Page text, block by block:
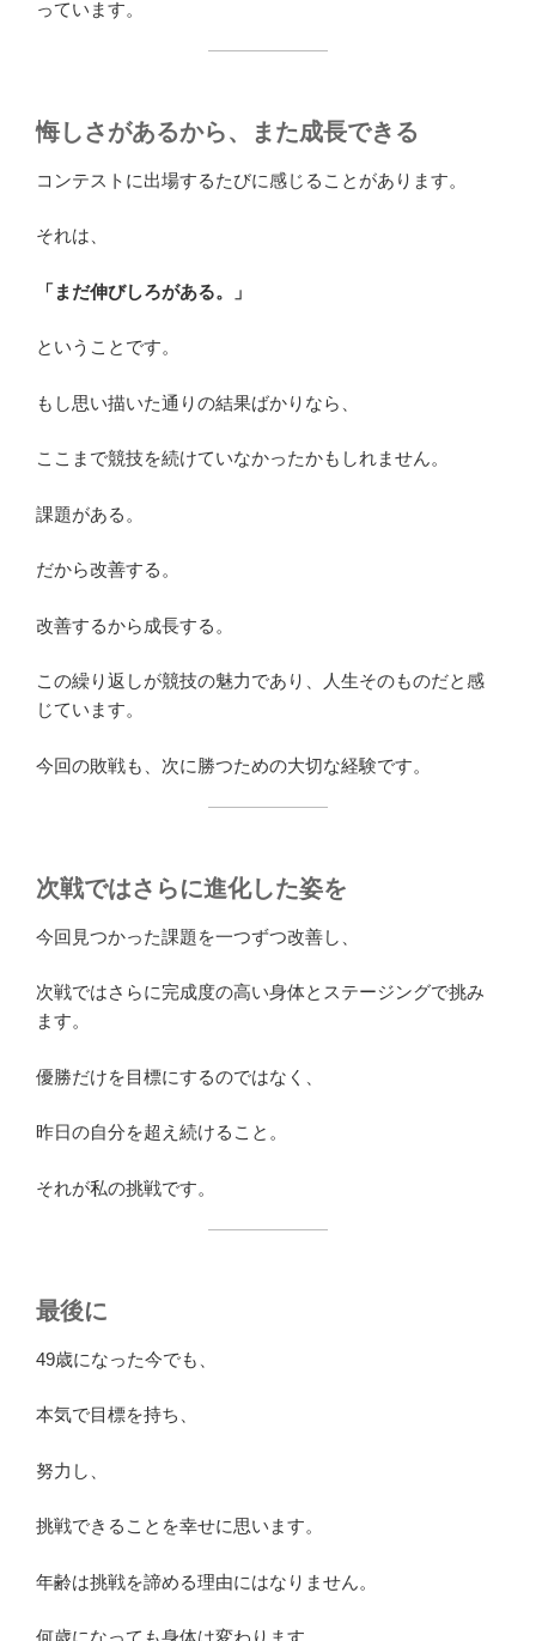
っています。
悔しさがあるから、また成長できる
コンテストに出場するたびに感じることがあります。
それは、
「まだ伸びしろがある。」
ということです。
もし思い描いた通りの結果ばかりなら、
ここまで競技を続けていなかったかもしれません。
課題がある。
だから改善する。
改善するから成長する。
この繰り返しが競技の魅力であり、人生そのものだと感
じています。
今回の敗戦も、次に勝つための大切な経験です。
次戦ではさらに進化した姿を
今回見つかった課題を一つずつ改善し、
次戦ではさらに完成度の高い身体とステージングで挑み
ます。
優勝だけを目標にするのではなく、
昨日の自分を超え続けること。
それが私の挑戦です。
最後に
49歳になった今でも、
本気で目標を持ち、
努力し、
挑戦できることを幸せに思います。
年齢は挑戦を諦める理由にはなりません。